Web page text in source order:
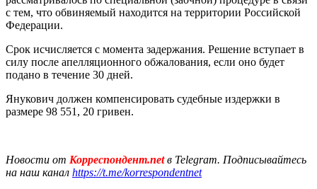
с тем, что обвиняемый находится на территории Российской
Федерации.
Срок исчисляется с момента задержания. Решение вступает в
силу после апелляционного обжалования, если оно будет
подано в течение 30 дней.
Янукович должен компенсировать судебные издержки в
размере 98 551, 20 гривен.
Новости от Корреспондент.netв Telegram. Подписывайтесь
на наш канал https://t.me/korrespondentnet